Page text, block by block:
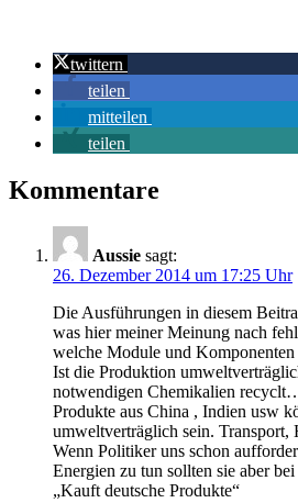
twittern
teilen
mitteilen
teilen
Kommentare
Aussie sagt:
26. Dezember 2014 um 17:25 Uhr
Die Ausführungen in diesem
was hier meiner Meinung nach
welche Module und
Ist die Produktion
notwendigen Chemikalien
Produkte aus China , Indien usw
umweltverträglich sein.
Wenn Politiker uns schon
Energien zu tun sollten sie aber
„Kauft deutsche Produkte“